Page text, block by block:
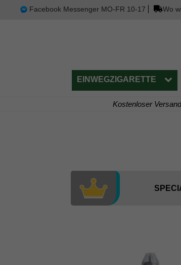
Facebook Messenger MO-FR 10-17 Wo
EINWEGZIGARETTE
Kostenloser